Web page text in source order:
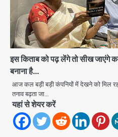
इस किताब को पढ़ लेंगे तो सीख जाएंगे
बनाना है…
आज कल बड़ी बड़ी कंपनियों में देखने को मिल
तनाव बढ़ता जा…
यहां से शेयर करें
5
नोएडा में IPS
डिजिटल
jai hind
1
विभाग, GM
Noida